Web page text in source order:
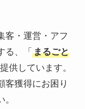
客・運営・アフ
る、「 まるごと
供しています。
客獲得にお困り